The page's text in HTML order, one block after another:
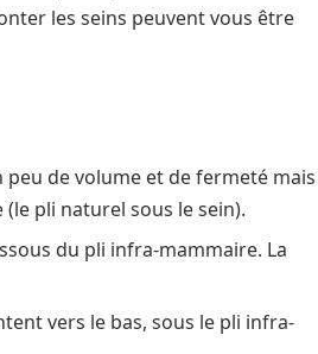
les seins peuvent vous être
de volume et de fermeté mais
pli naturel sous le sein).
du pli infra-mammaire. La
vers le bas, sous le pli infra-